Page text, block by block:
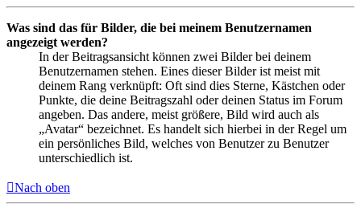
Was sind das für Bilder, die bei meinem Benutzernamen
angezeigt werden?
In der Beitragsansicht können zwei Bilder bei deinem
Benutzernamen stehen. Eines dieser Bilder ist meist mit
deinem Rang verknüpft: Oft sind dies Sterne, Kästchen oder
Punkte, die deine Beitragszahl oder deinen Status im Forum
angeben. Das andere, meist größere, Bild wird auch als
„Avatar“ bezeichnet. Es handelt sich hierbei in der Regel um
ein persönliches Bild, welches von Benutzer zu Benutzer
unterschiedlich ist.
Nach oben